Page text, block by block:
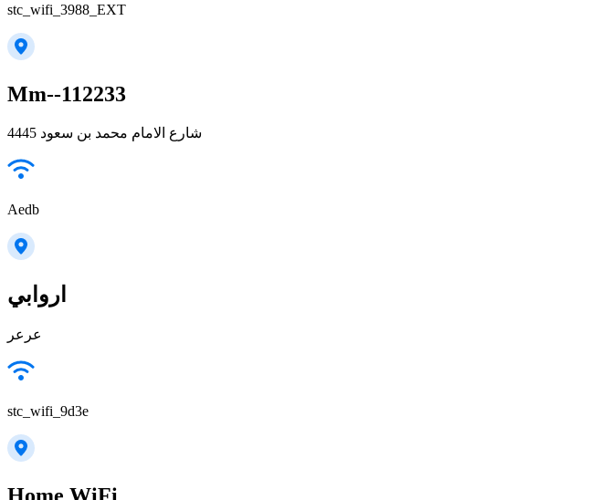
stc_wifi_3988_EXT
Mm--112233
4445 شارع الامام محمد بن سعود
Aedb
اروابي
عرعر
stc_wifi_9d3e